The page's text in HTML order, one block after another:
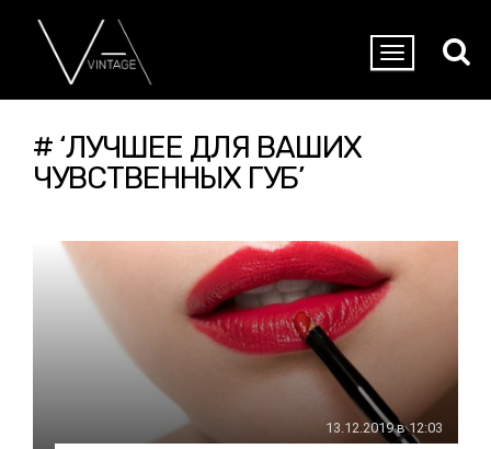
# ‘ЛУЧШЕЕ ДЛЯ ВАШИХ
ЧУВСТВЕННЫХ ГУБ’
13.12.2019 в 12:03